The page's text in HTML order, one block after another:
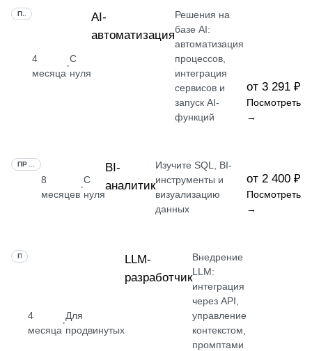
4
месяца
·
С
нуля
AI-
автоматизация
Решения на
базе AI:
автоматизация
процессов,
интеграция
сервисов и
запуск AI-
функций
от 3 291 ₽
Посмотреть
→
8
месяцев
·
С
нуля
BI-
аналитик
Изучите SQL, BI-
инструменты и
визуализацию
данных
от 2 400 ₽
Посмотреть
→
ПРОФЕССИЯ
4
месяца
·
Для
продвинутых
LLM-
разработчик
Внедрение
LLM:
интеграция
через API,
управление
контекстом,
промптами